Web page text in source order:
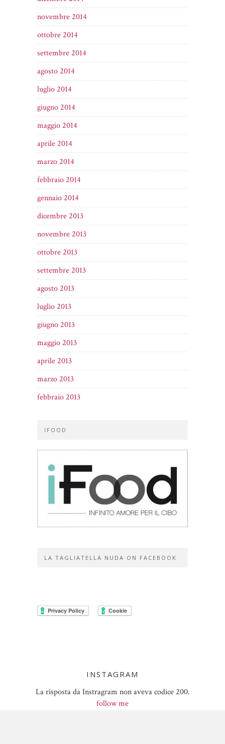
novembre 2014
ottobre 2014
settembre 2014
agosto 2014
luglio 2014
giugno 2014
maggio 2014
aprile 2014
marzo 2014
febbraio 2014
gennaio 2014
dicembre 2013
novembre 2013
ottobre 2013
settembre 2013
agosto 2013
luglio 2013
giugno 2013
maggio 2013
aprile 2013
marzo 2013
febbraio 2013
IFOOD
LA TAGLIATELLA NUDA ON FACEBOOK
INSTAGRAM
La risposta da Instragram non aveva codice 200.
follow me